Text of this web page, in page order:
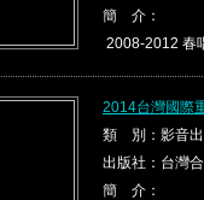
簡 介：
2008-2012 春
2014台灣國際
類 別：影音
出版社：台灣
簡 介：